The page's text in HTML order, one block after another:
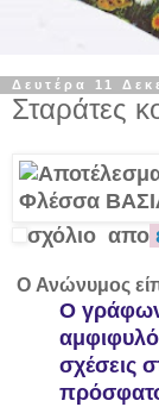
Δευτέρα 11
Σταράτες
σχόλιο απο
Ο Ανώνυμος
Ο γράφων
σχέσεις